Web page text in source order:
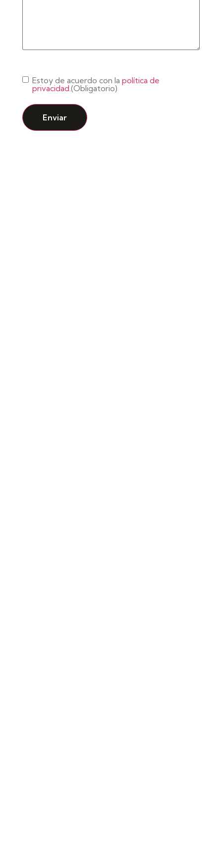
Consentimiento(Obligatorio)
Estoy de acuerdo con la política de
privacidad.(Obligatorio)